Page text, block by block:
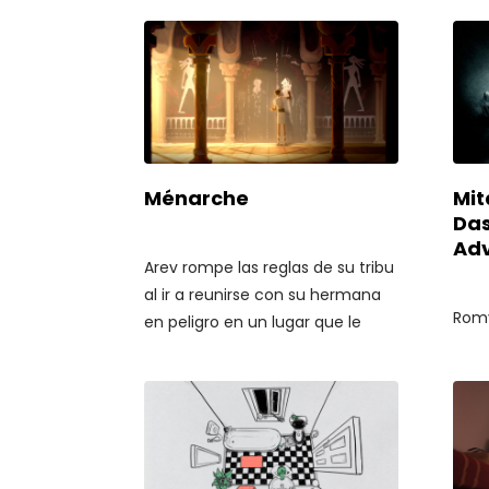
lujurias que hasta entonces
habían mantenido bajo control.
el
Ménarche
Arev rompe las reglas de su tribu
al ir a reunirse con su hermana
en peligro en un lugar que le
secreto de las costumbres de su